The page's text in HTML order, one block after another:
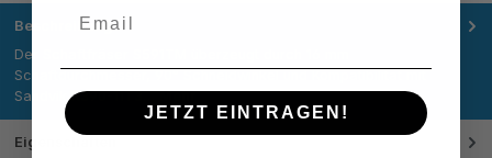
Beschreibung
Der Schaftfräser S591TM überzeugt durch 16 mm
Schaftdurchmesser, 90° Schneidwinkel und Kompatibilität mit
Sandvik R390-11T3…Mehr
Eigenschaften
JETZT EINTRAGEN!